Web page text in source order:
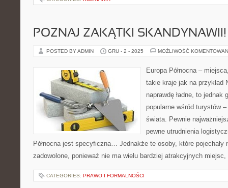
POZNAJ ZAKĄTKI SKANDYNAWII!
POSTED BY ADMIN GRU - 2 - 2025 MOŻLIWOŚĆ
Europa Północna –
takie kraje jak na przykład
naprawdę ładne, to jednak
popularne wśród turystów
świata. Pewnie
pewne utrudnienia
Północna jest specyficzna… Jednakże te osoby, które pojechały
zadowolone, ponieważ nie ma wielu bardziej atrakcyjnych
CATEGORIES: PRAWO I FORMALNOŚCI